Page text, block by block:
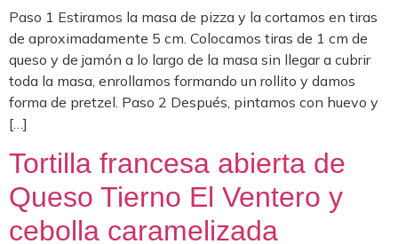
Paso 1 Estiramos la masa de pizza y la cortamos en tiras
de aproximadamente 5 cm. Colocamos tiras de 1 cm de
queso y de jamón a lo largo de la masa sin llegar a cubrir
toda la masa, enrollamos formando un rollito y damos
forma de pretzel. Paso 2 Después, pintamos con huevo y
[…]
Tortilla francesa abierta de
Queso Tierno El Ventero y
cebolla caramelizada